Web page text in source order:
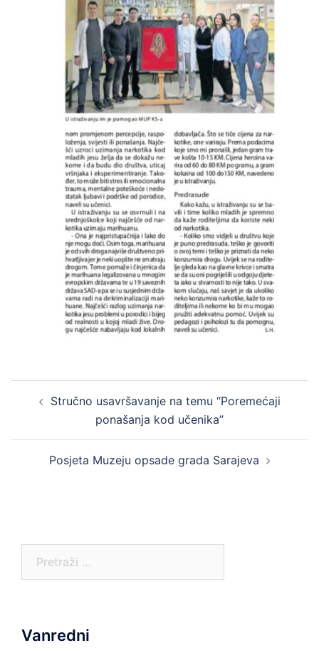
navigation
Stručno usavršavanje na temu “Poremećaji
ponašanja kod učenika”
Posjeta Muzeju opsade grada Sarajeva
Vanredni